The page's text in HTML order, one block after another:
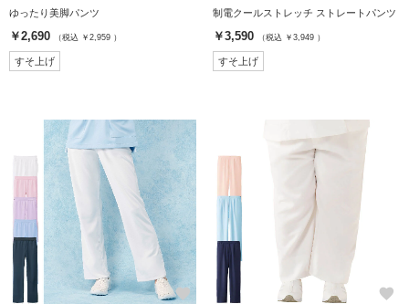
ゆったり美脚パンツ
￥2,690 （税込 ￥2,959 ）
すそ上げ
制電クールストレッチ ストレートパンツ
￥3,590 （税込 ￥3,949 ）
すそ上げ
favorite favorite